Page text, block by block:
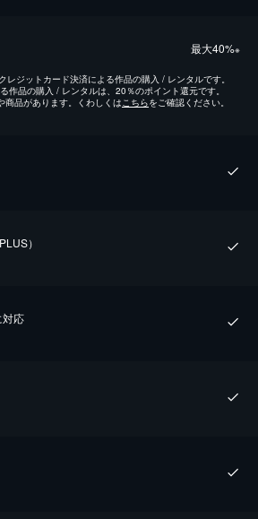
最⼤40%※
ジットカード決済による作品の購入 / レンタルです。
作品の購入 / レンタルは、20％のポイント還元です。
商品があります。くわしくはこちらをご確認ください。
）
対応